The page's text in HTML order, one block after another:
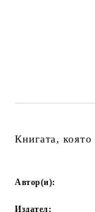
Книгата,
Автор(и):
Издател: